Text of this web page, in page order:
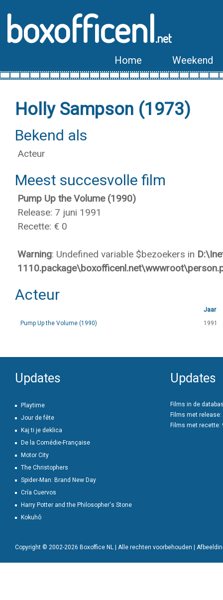
boxofficenl.net
Home Weekend
Holly Sampson (1973)
Bekend als
Acteur
Meest succesvolle film
Pump Up the Volume (1990)
Release: 7 juni 1991
Recette: € 0
Warning: Undefined variable $bezoekers in
Acteur
Jaar
Pump Up the Volume (1990)
1991
Updates
Playtime
Jour de fête
Kaj ti je deklica
De la Comédie-Française
Motor City
The Christophers
Spider-Man: Brand New Day
Cría Cuervos
Harry Potter and the Philosopher's Stone
Kokuhô
Updates
Films in de
Films met release:
Films met recette:
Copyright © 2002-2026 Boxoffice NL | Alle rechten voorbehouden |